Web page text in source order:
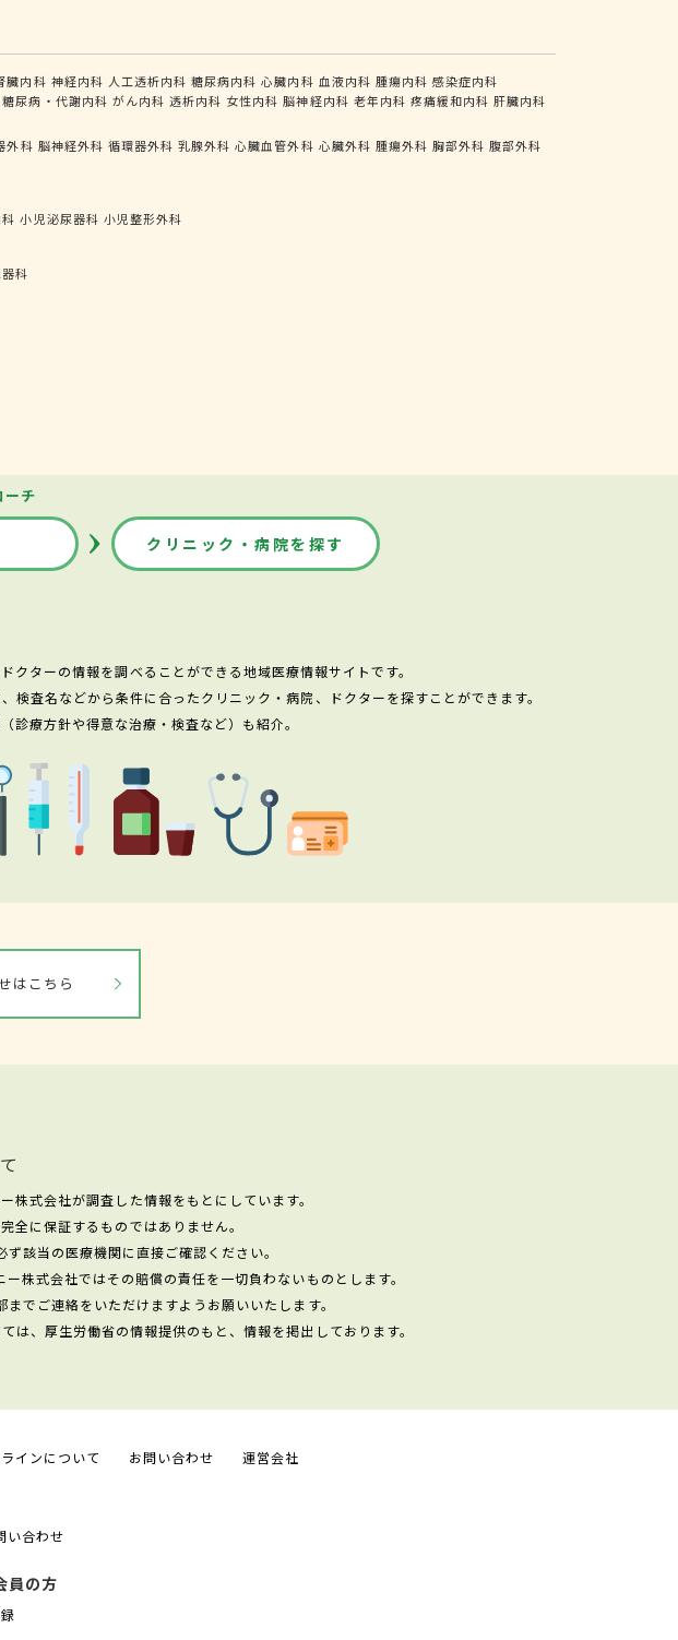
臓内科 神経内科 人工透析内科 糖尿病内科 心臓内科 血液内科 腫瘍内科 感染症内科
糖尿病・代謝内科 がん内科 透析内科 女性内科 脳神経内科 老年内科 疼痛緩和内科 肝臓内科
外科 脳神経外科 循環器外科 乳腺外科 心臓血管外科 心臓外科 腫瘍外科 胸部外科 腹部外科
小児泌尿器科 小児整形外科
科
ーチ
クリニック・病院を探す
ターの情報を調べることができる地域医療情報サイトです。
査名などから条件に合ったクリニック・病院、ドクターを探すことができます。
診療方針や得意な治療・検査など）も紹介。
はこちら
式会社が調査した情報をもとにしています。
全に保証するものではありません。
該当の医療機関に直接ご確認ください。
株式会社ではその賠償の責任を一切負わないものとします。
でご連絡をいただけますようお願いいたします。
、厚生労働省の情報提供のもと、情報を掲出しております。
インについて お問い合わせ 運営会社
い合わせ
員の方